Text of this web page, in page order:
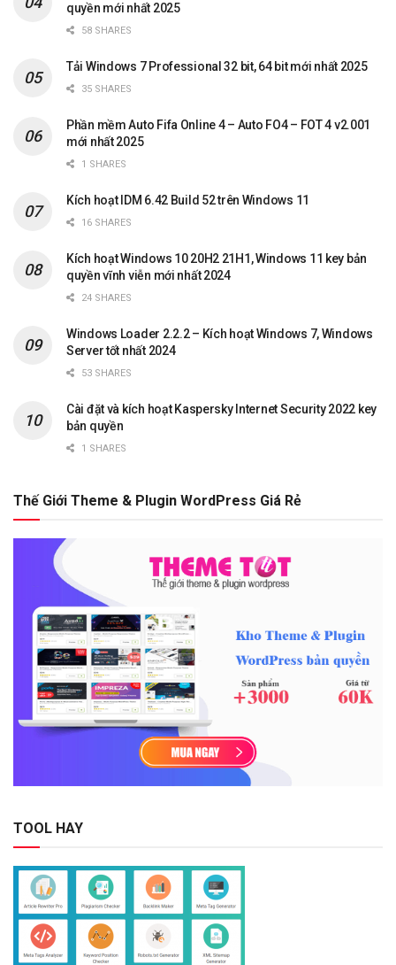
quyền mới nhất 2025
58 SHARES
Tải Windows 7 Professional 32 bit, 64 bit mới nhất 2025
35 SHARES
Phần mềm Auto Fifa Online 4 – Auto FO4 – FOT 4 v2.001
mới nhất 2025
1 SHARES
Kích hoạt IDM 6.42 Build 52 trên Windows 11
16 SHARES
Kích hoạt Windows 10 20H2 21H1, Windows 11 key bản
quyền vĩnh viễn mới nhất 2024
24 SHARES
Windows Loader 2.2.2 – Kích hoạt Windows 7, Windows
Server tốt nhất 2024
53 SHARES
Cài đặt và kích hoạt Kaspersky Internet Security 2022 key
bản quyền
1 SHARES
Thế Giới Theme & Plugin WordPress Giá Rẻ
TOOL HAY